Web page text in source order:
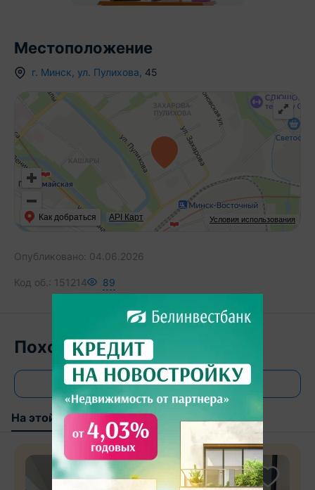
Местоположение
г. Минск ул. Пулихова 45
Условия использования
Как добраться API Карт
Опубликовано: 04.06.2026
Код об.: 151214 89
Похожие объекты
Все объявления
На этой улице В этом районе